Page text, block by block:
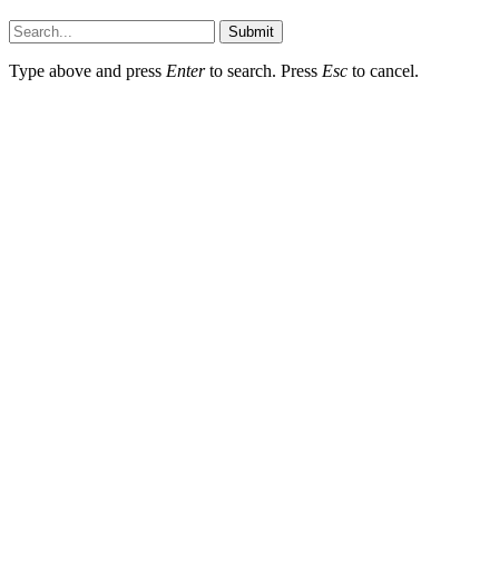
Submit
Type above and press Enterto search. Press Esc to cancel.